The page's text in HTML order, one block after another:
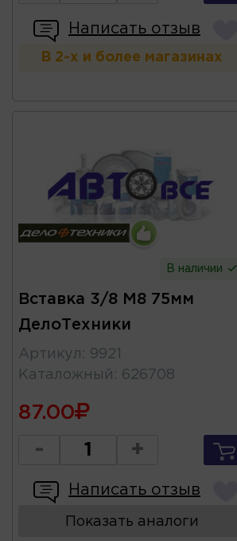
Написать отзыв
В 2-х и более магазинах
В наличии
Вставка 3/8 М8 75мм
ДелоТехники
Артикул : 9921
Каталожный : 626708
87.00
- +
Написать отзыв
Показать аналоги